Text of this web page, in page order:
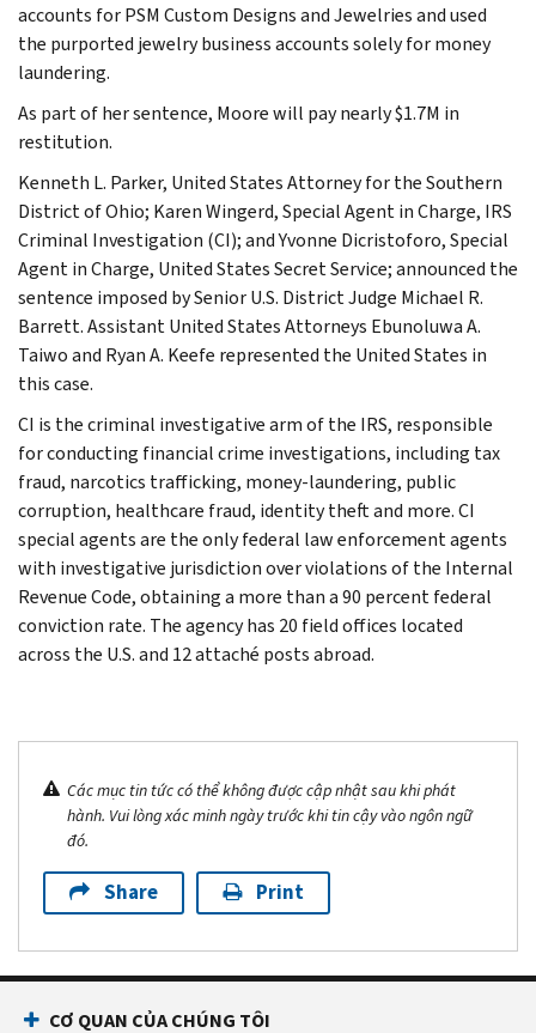
accounts for PSM Custom Designs and Jewelries and used
the purported jewelry business accounts solely for money
laundering.
As part of her sentence, Moore will pay nearly $1.7M in
restitution.
Kenneth L. Parker, United States Attorney for the Southern
District of Ohio; Karen Wingerd, Special Agent in Charge, IRS
Criminal Investigation (CI); and Yvonne Dicristoforo, Special
Agent in Charge, United States Secret Service; announced the
sentence imposed by Senior U.S. District Judge Michael R.
Barrett. Assistant United States Attorneys Ebunoluwa A.
Taiwo and Ryan A. Keefe represented the United States in
this case.
CI is the criminal investigative arm of the IRS, responsible
for conducting financial crime investigations, including tax
fraud, narcotics trafficking, money-laundering, public
corruption, healthcare fraud, identity theft and more. CI
special agents are the only federal law enforcement agents
with investigative jurisdiction over violations of the Internal
Revenue Code, obtaining a more than a 90 percent federal
conviction rate. The agency has 20 field offices located
across the U.S. and 12 attaché posts abroad.
Các mục tin tức có thể không được cập nhật sau khi phát
hành. Vui lòng xác minh ngày trước khi tin cậy vào ngôn ngữ
đó.
Share Print
CƠ QUAN CỦA CHÚNG TÔI